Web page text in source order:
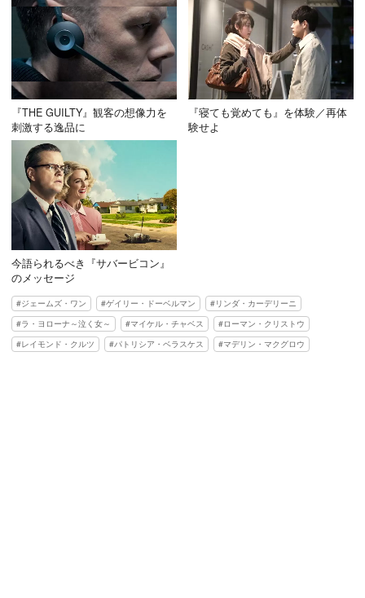
『THE GUILTY』観客の想像力を
刺激する逸品に
『寝ても覚めても』を体験／再体
験せよ
今語られるべき『サバービコン』
のメッセージ
ジェームズ・ワン ゲイリー・ドーベルマン
リンダ・カーデリーニ
ラ・ヨローナ～泣く女～
マイケル・チャベス
ローマン・クリストウ
レイモンド・クルツ
パトリシア・ベラスケス マデリン・マクグロウ